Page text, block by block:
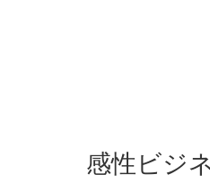
感性ビジ